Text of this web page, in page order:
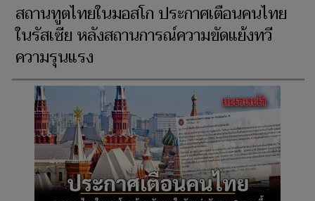
สถานทูตไทยในมอสโก ประกาศเตือนคนไทย
ในรัสเซีย หลังสถานการณ์ความขัดแย้งทวี
ความรุนแรง